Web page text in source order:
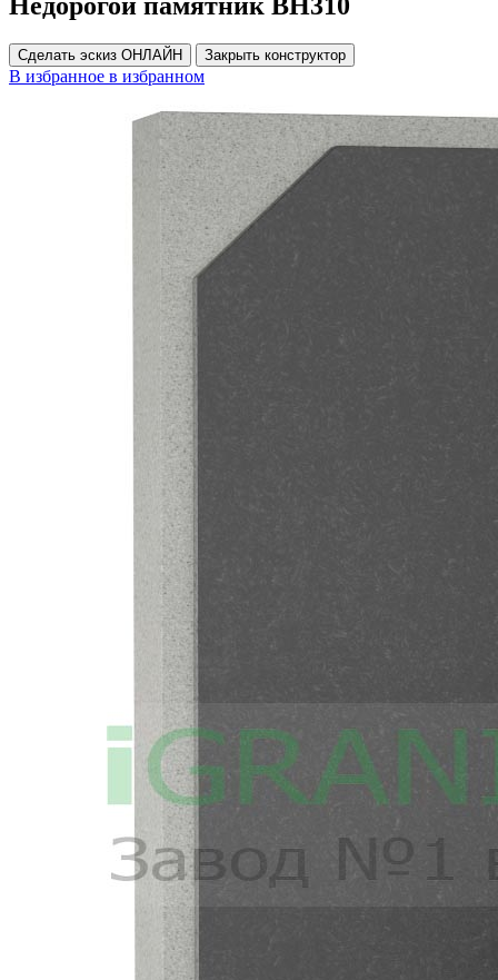
Недорогой памятник ВН310
Сделать эскиз ОНЛАЙН Закрыть конструктор
В избранное в избранном